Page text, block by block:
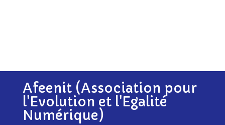
Afeenit (Association pour
l'Evolution et l'Egalité
Numérique)